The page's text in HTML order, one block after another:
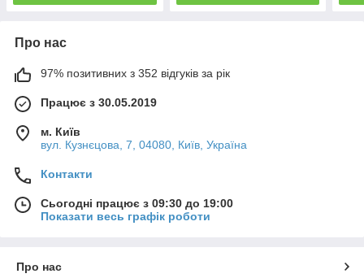
Про нас
97% позитивних з 352 відгуків за рік
Працює з 30.05.2019
м. Київ
вул. Кузнєцова, 7, 04080, Київ, Україна
Контакти
Сьогодні працює з 09:30 до 19:00
Показати весь графік роботи
Про нас